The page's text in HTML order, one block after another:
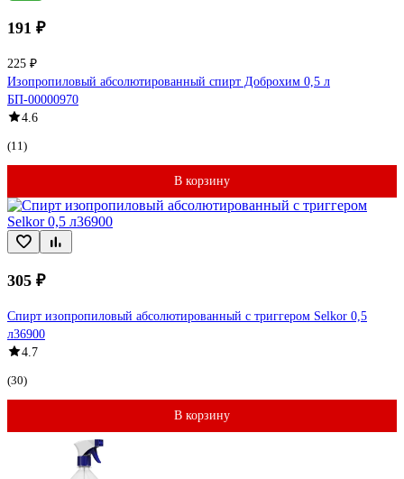
191 ₽
225 ₽
Изопропиловый абсолютированный спирт Доброхим 0,5 л
БП-00000970
4.6
(11)
В корзину
305 ₽
Спирт изопропиловый абсолютированный с триггером Selkor 0,5
л36900
4.7
(30)
В корзину